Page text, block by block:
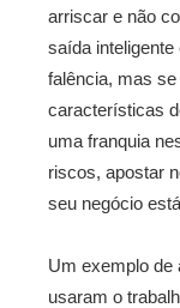
arriscar e não
saída
falência, mas
características
uma franquia
riscos, apostar
seu negócio
Um exemplo de
usaram o